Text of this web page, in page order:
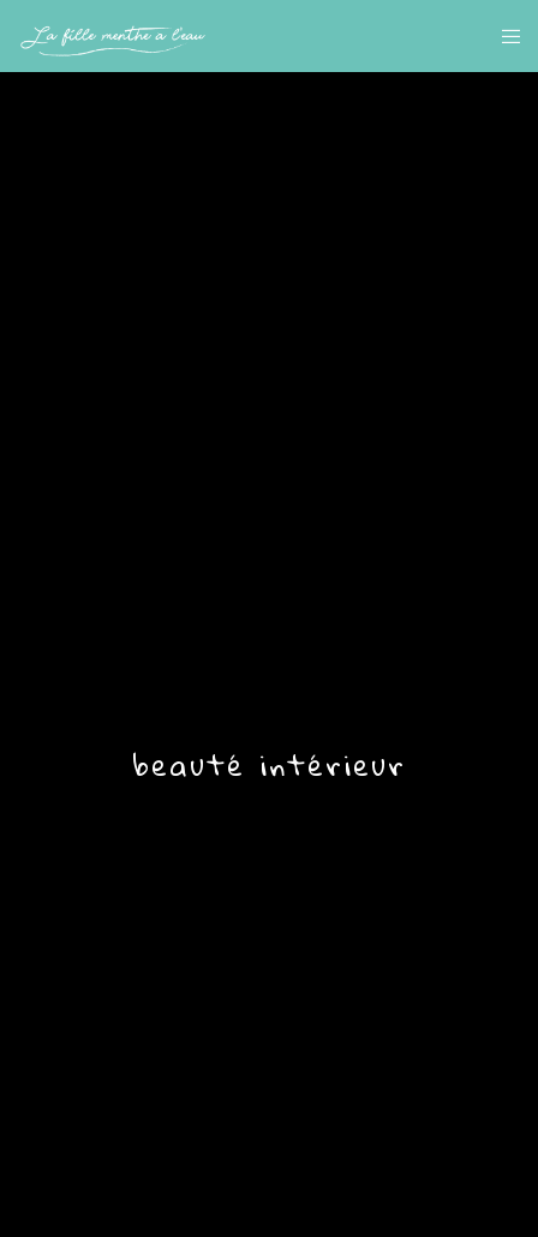
beauté intérieur